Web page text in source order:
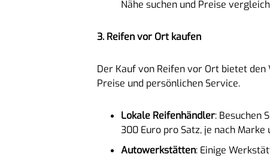
Nähe suchen und Preise
3. Reifen vor Ort kaufen
Der Kauf von Reifen vor Ort bietet
Preise und persönlichen Service.
Lokale Reifenhändler: Besuchen
300 Euro pro Satz, je nach Marke
Autowerkstätten: Einige